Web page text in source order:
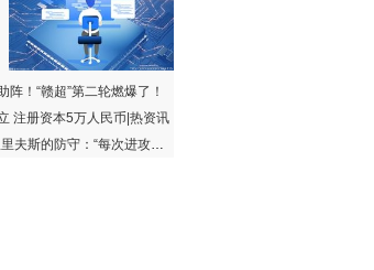
！“赣超”第二轮燃爆了！
注册资本5万人民币|热资讯
防守：“每次进攻都被针对” 精选